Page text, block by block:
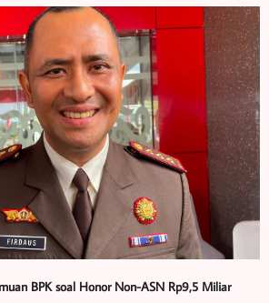
BPK soal Honor Non-ASN Rp9,5 Miliar